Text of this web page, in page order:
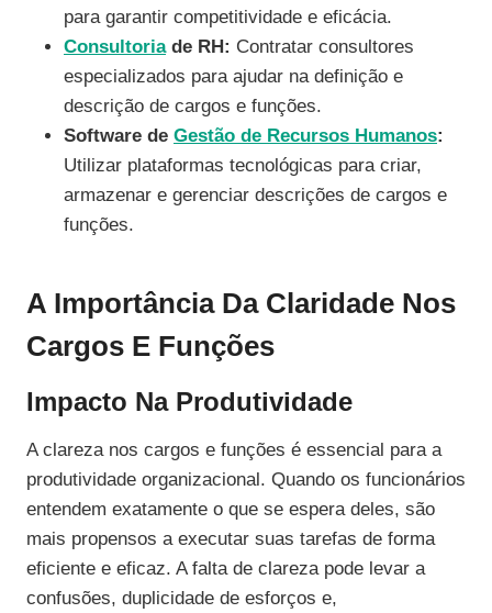
para garantir competitividade e eficácia.
Consultoriade RH: Contratar consultores
especializados para ajudar na definição e
descrição de cargos e funções.
Software de Gestão de Recursos Humanos:
Utilizar plataformas tecnológicas para criar,
armazenar e gerenciar descrições de cargos e
funções.
A Importância Da Claridade Nos
Cargos E Funções
Impacto Na Produtividade
A clareza nos cargos e funções é essencial para a
produtividade organizacional. Quando os funcionários
entendem exatamente o que se espera deles, são
mais propensos a executar suas tarefas de forma
eficiente e eficaz. A falta de clareza pode levar a
confusões, duplicidade de esforços e,